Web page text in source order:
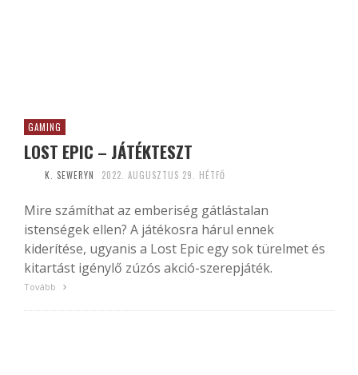
GAMING
LOST EPIC – JÁTÉKTESZT
K. SEWERYN 2022. AUGUSZTUS 29. HÉTFŐ
Mire számíthat az emberiség gátlástalan
istenségek ellen? A játékosra hárul ennek
kiderítése, ugyanis a Lost Epic egy sok türelmet és
kitartást igénylő zúzós akció-szerepjáték.
Tovább